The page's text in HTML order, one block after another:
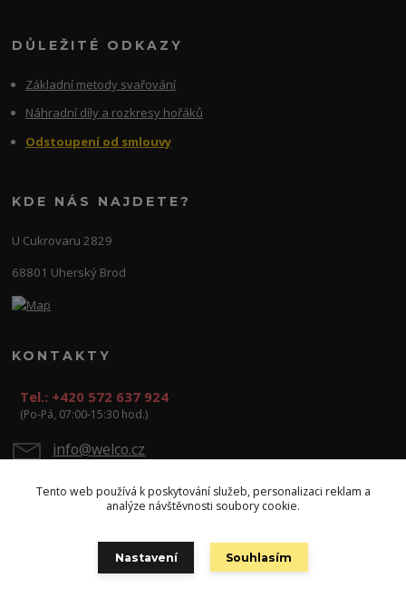
DŮLEŽITÉ ODKAZY
Základní metody svařování
Náhradní díly a rozkresy hořáků
Odstoupení od smlouvy
KDE NÁS NAJDETE?
U Cukrovaru 2829
68801 Uherský Brod
KONTAKTY
Tel.: +420 572 637 924
(Po-Pá, 07:00-15:30 hod.)
info@welco.cz
Tento web používá k poskytování služeb, personalizaci reklam a
analýze návštěvnosti soubory cookie.
Nastavení Souhlasím